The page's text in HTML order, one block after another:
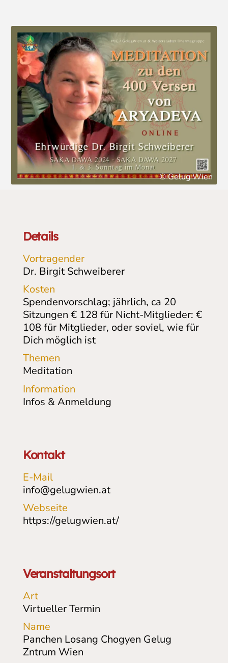
© Gelug Wien
Details
Vortragender
Dr. Birgit Schweiberer
Kosten
Spendenvorschlag; jährlich, ca 20
Sitzungen € 128 für Nicht-Mitglieder: €
108 für Mitglieder, oder soviel, wie für
Dich möglich ist
Themen
Meditation
Information
Infos & Anmeldung
Kontakt
E-Mail
info@gelugwien.at
Webseite
https://gelugwien.at/
Veranstaltungsort
Art
Virtueller Termin
Name
Panchen Losang Chogyen Gelug
Zntrum Wien